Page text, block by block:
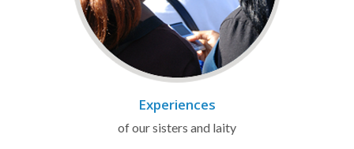
Experiences
of our sisters and laity